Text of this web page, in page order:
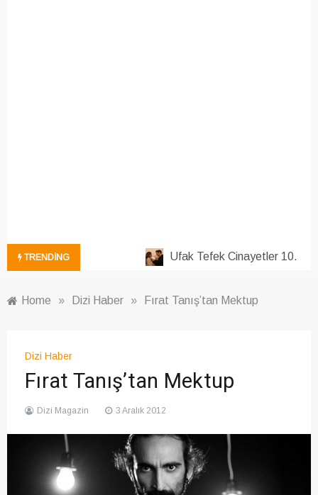
TRENDING Ufak Tefek Cinayetler 10.
Home » Dizi Haber » Fırat Tanış’tan Mektup
Dizi Haber
Fırat Tanış’tan Mektup
Dizi Magazin 3 Aralık 2012